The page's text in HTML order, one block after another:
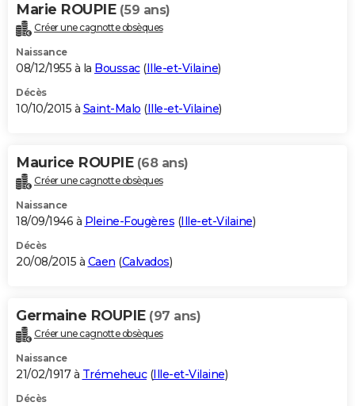
Marie ROUPIE (59 ans)
Créer une cagnotte obsèques
Naissance
08/12/1955 à la Boussac(Ille-et-Vilaine)
Décès
10/10/2015 à Saint-Malo (Ille-et-Vilaine)
Maurice ROUPIE (68 ans)
Créer une cagnotte obsèques
Naissance
18/09/1946 à Pleine-Fougères (Ille-et-Vilaine)
Décès
20/08/2015 à Caen (Calvados)
Germaine ROUPIE (97 ans)
Créer une cagnotte obsèques
Naissance
21/02/1917 à Trémeheuc(Ille-et-Vilaine)
Décès